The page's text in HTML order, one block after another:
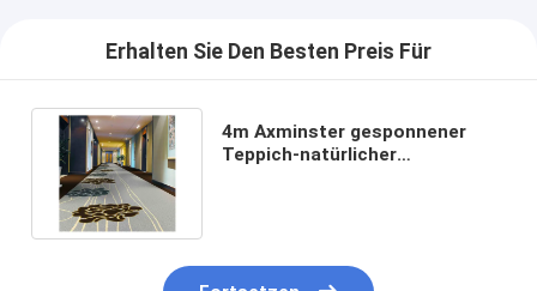
Erhalten Sie Den Besten Preis Für
4m Axminster gesponnener
Teppich-natürlicher